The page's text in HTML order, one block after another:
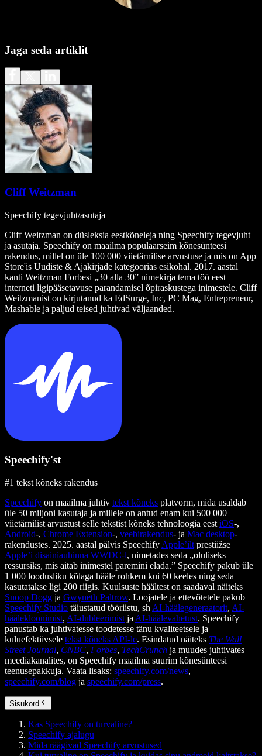
Jaga seda artiklit
Cliff Weitzman
Speechify tegevjuht/asutaja
Cliff Weitzman on düsleksia eestkõneleja ning Speechify tegevjuht
ja asutaja. Speechify on maailma populaarseim kõnesünteesi
rakendus, millel on üle 100 000 viietärnilise arvustuse ja mis on App
Store'is Uudiste & Ajakirjade kategoorias esikohal. 2017. aastal
kanti Weitzman Forbesi „30 alla 30” nimekirja tema töö eest
interneti ligipääsetavuse parandamisel õpiraskustega inimestele. Cliff
Weitzmanist on kirjutanud ka EdSurge, Inc, PC Mag, Entrepreneur,
Mashable ja paljud teised juhtivad väljaanded.
Speechify'st
#1 tekst kõneks rakendus
Speechify on maailma juhtiv tekst kõneks platvorm, mida usaldab
üle 50 miljoni kasutaja ja millele on antud enam kui 500 000
viietärnilist arvustust selle tekstist kõneks tehnoloogia eest iOS-,
Android-, Chrome Extension-, veebirakendus- ja Mac desktop-
rakendustes. 2025. aastal pälvis Speechify Apple’ilt prestiižse
Apple’i disainiauhinna WWDC-l, nimetades seda „oluliseks
ressursiks, mis aitab inimestel paremini elada.” Speechify pakub üle
1 000 loodusliku kõlaga hääle rohkem kui 60 keeles ning seda
kasutatakse ligi 200 riigis. Kuulsuste häältest on saadaval näiteks
Snoop Dogg ja Gwyneth Paltrow. Loojatele ja ettevõtetele pakub
Speechify Studio täiustatud tööriistu, sh AI-häälegeneraatorit, AI-
häälekloonimist, AI-dubleerimist ja AI-häälevahetust. Speechify
panustab ka juhtivatesse toodetesse tänu kvaliteetsele ja
kuluefektiivsele tekst kõneks API-le. Esindatud näiteks The Wall
Street Journal, CNBC, Forbes, TechCrunch ja muudes juhtivates
meediakanalites, on Speechify maailma suurim kõnesünteesi
teenusepakkuja. Vaata lisaks: speechify.com/news,
speechify.com/blog ja speechify.com/press.
Sisukord
Kas Speechify on turvaline?
Speechify ajalugu
Mida räägivad Speechify arvustused